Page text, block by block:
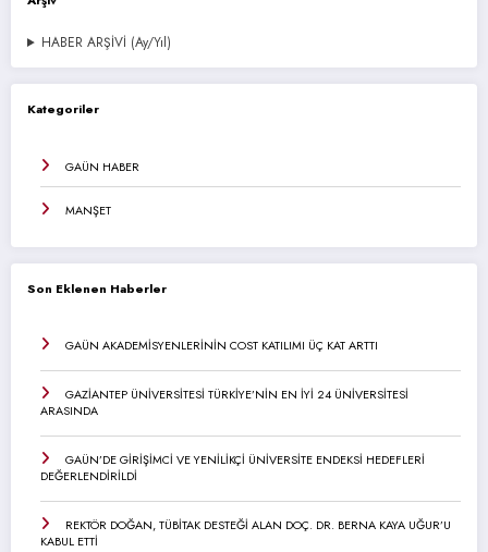
HABER ARŞİVİ (Ay/Yıl)
Kategoriler
GAÜN HABER
MANŞET
Son Eklenen Haberler
GAÜN AKADEMİSYENLERİNİN COST KATILIMI ÜÇ KAT ARTTI
GAZİANTEP ÜNİVERSİTESİ TÜRKİYE’NİN EN İYİ 24 ÜNİVERSİTESİ
ARASINDA
GAÜN’DE GİRİŞİMCİ VE YENİLİKÇİ ÜNİVERSİTE ENDEKSİ HEDEFLERİ
DEĞERLENDİRİLDİ
REKTÖR DOĞAN, TÜBİTAK DESTEĞİ ALAN DOÇ. DR. BERNA KAYA UĞUR’U
KABUL ETTİ